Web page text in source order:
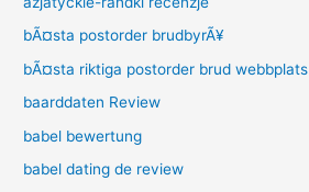
bÃ¤sta postorder brudbyrÃ¥
bÃ¤sta riktiga postorder brud webbplats
baarddaten Review
babel bewertung
babel dating de review